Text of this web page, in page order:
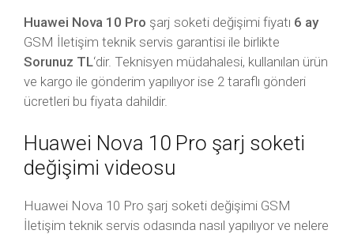
Huawei Nova 10 Pro şarj soketi değişimi fiyatı 6 ay
GSM İletişim teknik servis garantisi ile birlikte
Sorunuz TL‘dir. Teknisyen müdahalesi, kullanılan ürün
ve kargo ile gönderim yapılıyor ise 2 taraflı gönderi
ücretleri bu fiyata dahildir.
Huawei Nova 10 Pro şarj soketi
değişimi videosu
Huawei Nova 10 Pro şarj soketi değişimi GSM
İletişim teknik servis odasında nasıl yapılıyor ve nelere